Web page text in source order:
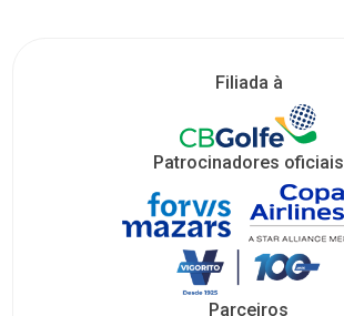
Filiada à
Patrocinadores oficiais
Parceiros